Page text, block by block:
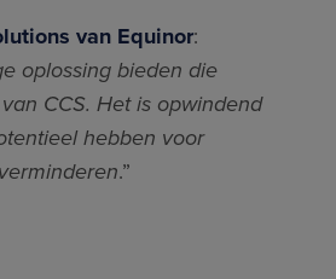
van Equinor:
oplossing bieden die
CCS. Het is opwindend
hebben voor
.”